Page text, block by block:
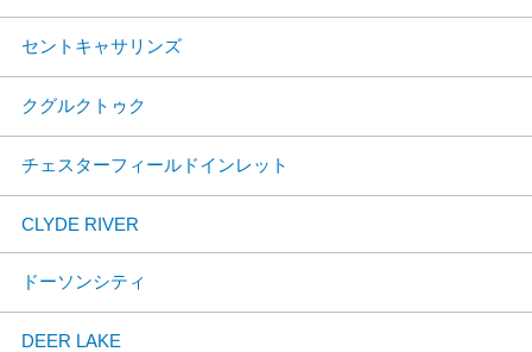
セントキャサリンズ
クグルクトゥク
チェスターフィールドインレット
CLYDE RIVER
ドーソンシティ
DEER LAKE